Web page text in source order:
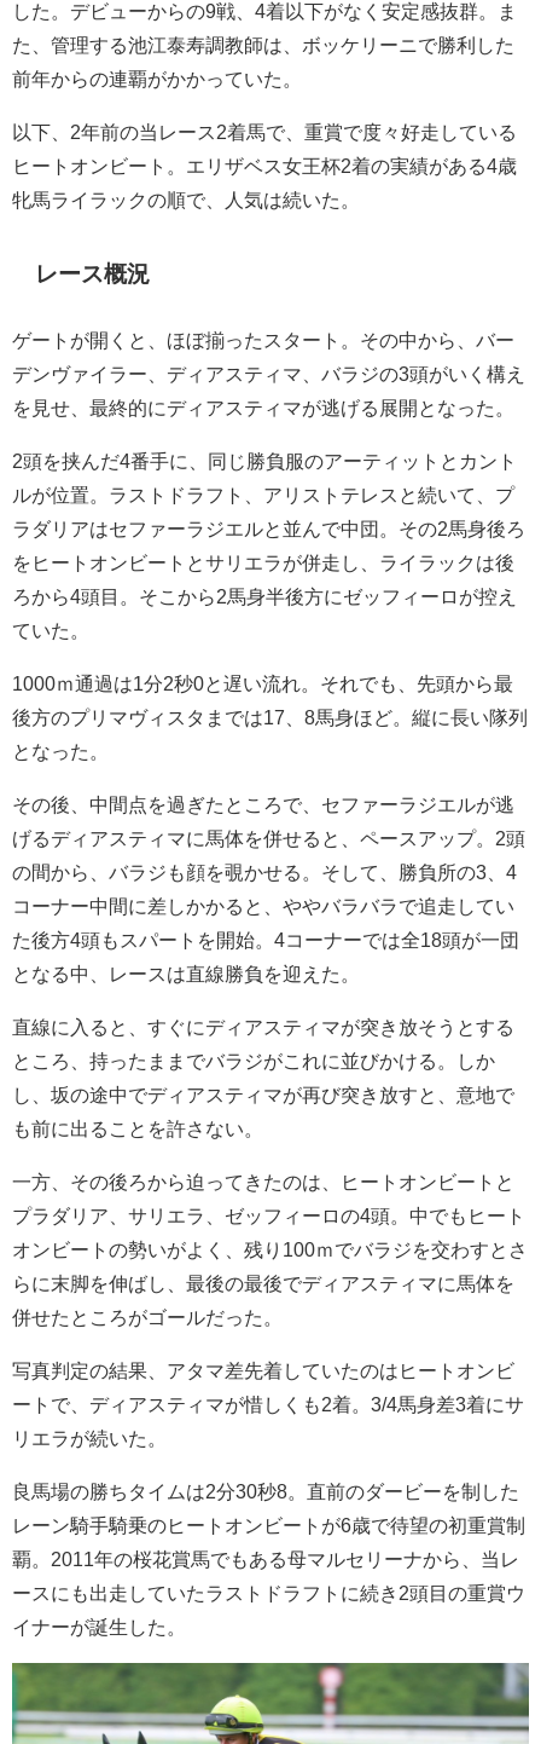
した。デビューからの9戦、4着以下がなく安定感抜群。ま
た、管理する池江泰寿調教師は、ボッケリーニで勝利した
前年からの連覇がかかっていた。
以下、2年前の当レース2着馬で、重賞で度々好走している
ヒートオンビート。エリザベス女王杯2着の実績がある4歳
牝馬ライラックの順で、人気は続いた。
レース概況
ゲートが開くと、ほぼ揃ったスタート。その中から、バー
デンヴァイラー、ディアスティマ、バラジの3頭がいく構え
を見せ、最終的にディアスティマが逃げる展開となった。
2頭を挟んだ4番手に、同じ勝負服のアーティットとカント
ルが位置。ラストドラフト、アリストテレスと続いて、プ
ラダリアはセファーラジエルと並んで中団。その2馬身後ろ
をヒートオンビートとサリエラが併走し、ライラックは後
ろから4頭目。そこから2馬身半後方にゼッフィーロが控え
ていた。
1000ｍ通過は1分2秒0と遅い流れ。それでも、先頭から最
後方のプリマヴィスタまでは17、8馬身ほど。縦に長い隊列
となった。
その後、中間点を過ぎたところで、セファーラジエルが逃
げるディアスティマに馬体を併せると、ペースアップ。2頭
の間から、バラジも顔を覗かせる。そして、勝負所の3、4
コーナー中間に差しかかると、ややバラバラで追走してい
た後方4頭もスパートを開始。4コーナーでは全18頭が一団
となる中、レースは直線勝負を迎えた。
直線に入ると、すぐにディアスティマが突き放そうとする
ところ、持ったままでバラジがこれに並びかける。しか
し、坂の途中でディアスティマが再び突き放すと、意地で
も前に出ることを許さない。
一方、その後ろから迫ってきたのは、ヒートオンビートと
プラダリア、サリエラ、ゼッフィーロの4頭。中でもヒート
オンビートの勢いがよく、残り100ｍでバラジを交わすとさ
らに末脚を伸ばし、最後の最後でディアスティマに馬体を
併せたところがゴールだった。
写真判定の結果、アタマ差先着していたのはヒートオンビ
ートで、ディアスティマが惜しくも2着。3/4馬身差3着にサ
リエラが続いた。
良馬場の勝ちタイムは2分30秒8。直前のダービーを制した
レーン騎手騎乗のヒートオンビートが6歳で待望の初重賞制
覇。2011年の桜花賞馬でもある母マルセリーナから、当レ
ースにも出走していたラストドラフトに続き2頭目の重賞ウ
イナーが誕生した。